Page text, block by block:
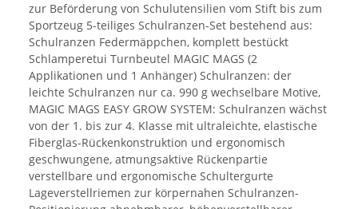
zur Beförderung von Schulutensilien vom Stift bis zum
Sportzeug 5-teiliges Schulranzen-Set bestehend aus:
Schulranzen Federmäppchen, komplett bestückt
Schlamperetui Turnbeutel MAGIC MAGS (2
Applikationen und 1 Anhänger) Schulranzen: der
leichte Schulranzen nur ca. 990 g wechselbare Motive,
MAGIC MAGS EASY GROW SYSTEM: Schulranzen wächst
von der 1. bis zur 4. Klasse mit ultraleichte, elastische
Fiberglas-Rückenkonstruktion und ergonomisch
geschwungene, atmungsaktive Rückenpartie
verstellbare und ergonomische Schultergurte
Lageverstellriemen zur körpernahen Schulranzen-